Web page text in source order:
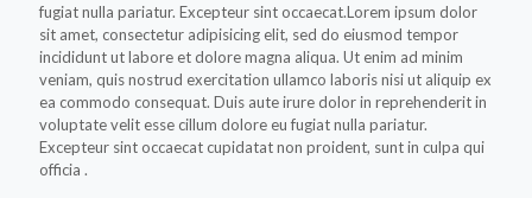
fugiat nulla pariatur. Excepteur sint occaecat.Lorem ipsum dolor
sit amet, consectetur adipisicing elit, sed do eiusmod tempor
incididunt ut labore et dolore magna aliqua. Ut enim ad minim
veniam, quis nostrud exercitation ullamco laboris nisi ut aliquip ex
ea commodo consequat. Duis aute irure dolor in reprehenderit in
voluptate velit esse cillum dolore eu fugiat nulla pariatur.
Excepteur sint occaecat cupidatat non proident, sunt in culpa qui
officia .